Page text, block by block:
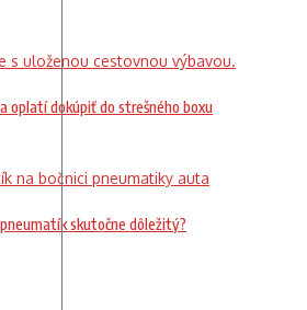
oplatí dokúpiť do strešného boxu
skutočne dôležitý?